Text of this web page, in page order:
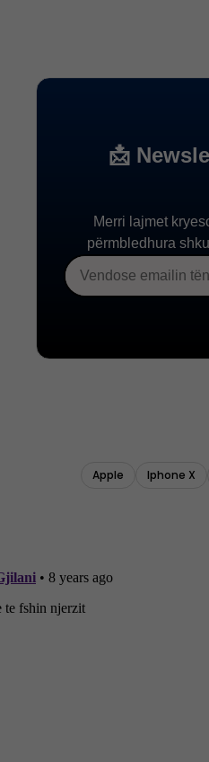
Apple Iphone X